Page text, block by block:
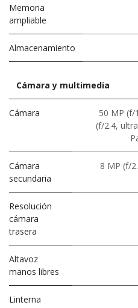
Memoria
ampliable
Almacenamiento
Cámara y multimedia
Cámara
50 MP (f/
(f/2.4,
Cámara
secundaria
8 MP (f/
Resolución
cámara
trasera
Altavoz
manos libres
Linterna